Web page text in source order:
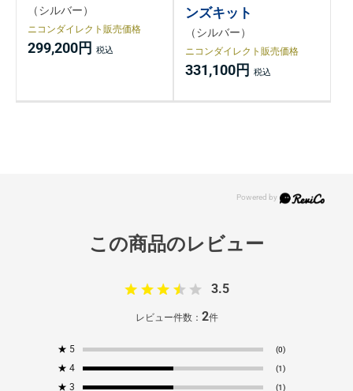
（シルバー）
ニコンダイレクト販売価格
299,200円
ンズキット
（シルバー）
ニコンダイレクト販売価格
331,100円
3.5
レビュー件数： 2件
★ 5 (0)
★ 4 (1)
★ 3 (1)